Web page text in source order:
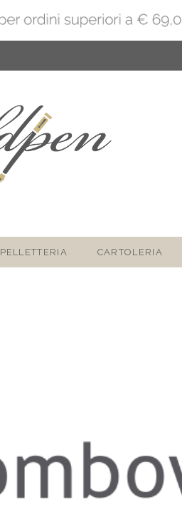
PELLETTERIA CARTOLERIA